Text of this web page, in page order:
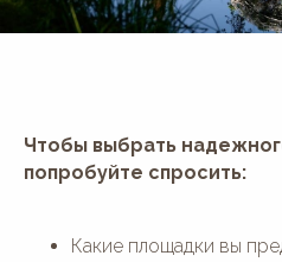
Чтобы выбрать
попробуйте спросить:
Какие площадки вы